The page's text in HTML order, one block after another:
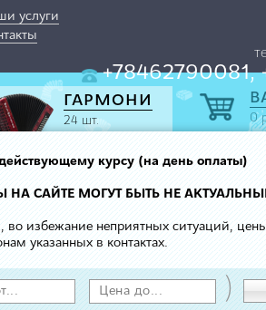
услуги
+78462790081,
ГАРМОНИ
24 шт. 0
курсу (на день оплаты)
САЙТЕ МОГУТ БЫТЬ НЕ
избежание неприятных ситуаций,
указанных в контактах.
)